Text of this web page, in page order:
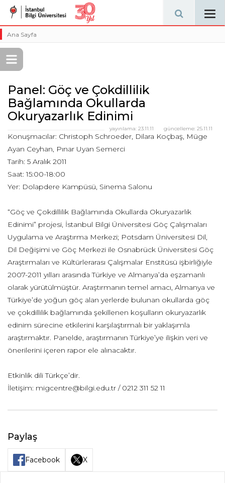
Ana Sayfa
Panel: Göç ve Çokdillilik
Bağlamında Okullarda
Okuryazarlık Edinimi
güncelleme: 25.11.11
yayınlama: 23.11.11
Konuşmacılar: Christoph Schroeder, Dilara Koçbaş, Müge
Ayan Ceyhan, Pınar Uyan Semerci
Tarih: 5 Aralık 2011
Saat: 15:00-18:00
Yer: Dolapdere Kampüsü, Sinema Salonu
“Göç ve Çokdillilik Bağlamında Okullarda Okuryazarlık
Edinimi” projesi, İstanbul Bilgi Üniversitesi Göç Çalışmaları
Uygulama ve Araştırma Merkezi; Potsdam Üniversitesi Dil,
Dil Değişimi ve Göç Merkezi ile Osnabrück Üniversitesi Göç
Araştırmaları ve Kültürlerarası Çalışmalar Enstitüsü işbirliğiyle
2007-2011 yılları arasında Türkiye ve Almanya’da eşzamanlı
olarak yürütülmüştür. Araştırmanın temel amacı, Almanya ve
Türkiye’de yoğun göç alan yerlerde bulunan okullarda göç
ve çokdillilik bağlamında şekillenen koşulların okuryazarlık
edinim sürecine etkilerini karşılaştırmalı bir yaklaşımla
araştırmaktır. Panelde, araştırmanın Türkiye’ye ilişkin veri ve
önerilerini içeren rapor ele alınacaktır.
Etkinlik dili Türkçe’dir.
İletişim: migcentre@bilgi.edu.tr / 0212 311 52 11
Paylaş
Facebook X